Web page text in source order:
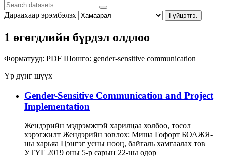
Дараахаар эрэмбэлэх Гүйцэтгэ.
1 өгөгдлийн бүрдэл олдлоо
Форматууд: PDF Шошго: gender-sensitive communication
Үр дүнг шүүх
Gender-Sensitive Communication and Project
Implementation
Жендэрийн мэдрэмжтэй харилцаа холбоо, төсөл
хэрэгжилт Жендэрийн зөвлөх: Миша Гофорт БОАЖЯ-
ны харьяа Цэнгэг усны нөөц, байгаль хамгаалах төв
УТҮГ 2019 оны 5-р сарын 22-ны өдөр